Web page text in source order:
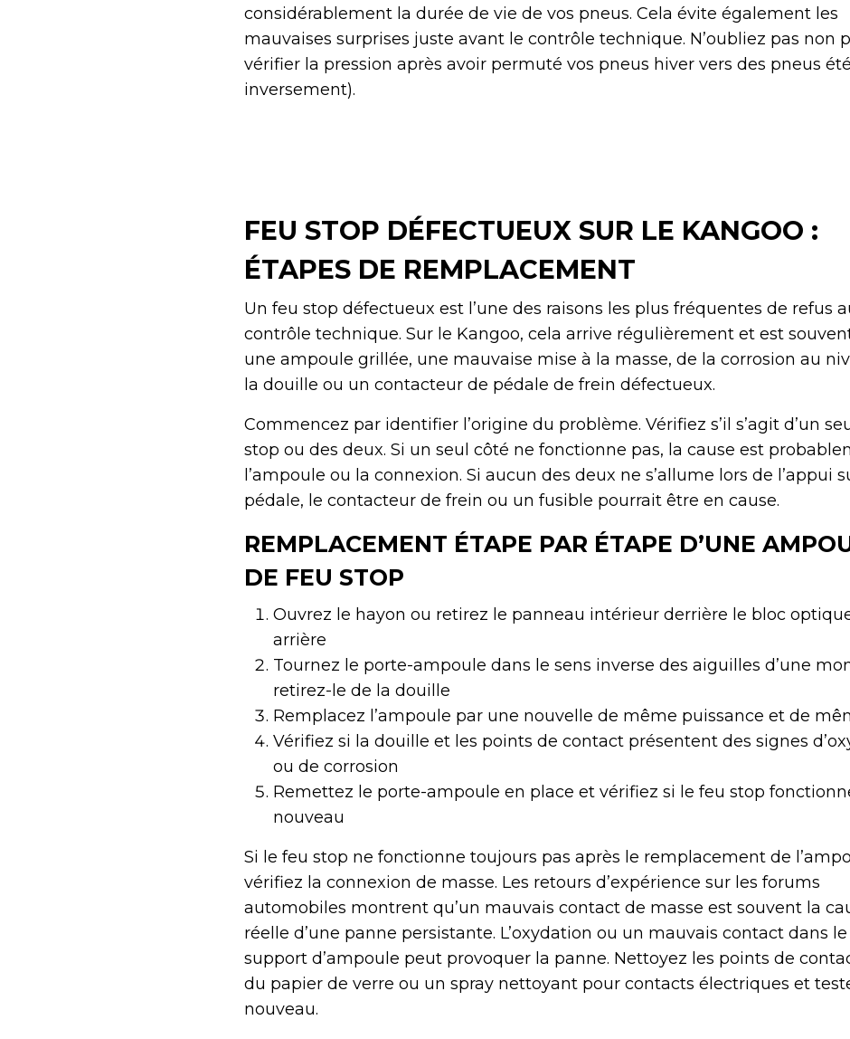
considérablement la durée de vie de vos pneus. Cela évite également les
mauvaises surprises juste avant le contrôle technique. N’oubliez pas non
vérifier la pression après avoir permuté vos pneus hiver vers des pneus
inversement).
FEU STOP DÉFECTUEUX SUR LE KANGOO :
ÉTAPES DE REMPLACEMENT
Un feu stop défectueux est l’une des raisons les plus fréquentes de refus
contrôle technique. Sur le Kangoo, cela arrive régulièrement et est
une ampoule grillée, une mauvaise mise à la masse, de la corrosion au
la douille ou un contacteur de pédale de frein défectueux.
Commencez par identifier l’origine du problème. Vérifiez s’il s’agit d’un
stop ou des deux. Si un seul côté ne fonctionne pas, la cause est
l’ampoule ou la connexion. Si aucun des deux ne s’allume lors de l’appui
pédale, le contacteur de frein ou un fusible pourrait être en cause.
REMPLACEMENT ÉTAPE PAR ÉTAPE D’UNE
DE FEU STOP
Ouvrez le hayon ou retirez le panneau intérieur derrière le bloc
arrière
Tournez le porte-ampoule dans le sens inverse des aiguilles d’une
retirez-le de la douille
Remplacez l’ampoule par une nouvelle de même puissance et de
Vérifiez si la douille et les points de contact présentent des signes
ou de corrosion
Remettez le porte-ampoule en place et vérifiez si le feu stop
nouveau
Si le feu stop ne fonctionne toujours pas après le remplacement de
vérifiez la connexion de masse. Les retours d’expérience sur les forums
automobiles montrent qu’un mauvais contact de masse est souvent la
réelle d’une panne persistante. L’oxydation ou un mauvais contact dans le
support d’ampoule peut provoquer la panne. Nettoyez les points de
du papier de verre ou un spray nettoyant pour contacts électriques et
nouveau.